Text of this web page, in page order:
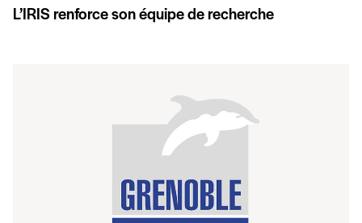
L’IRIS renforce son équipe de recherche